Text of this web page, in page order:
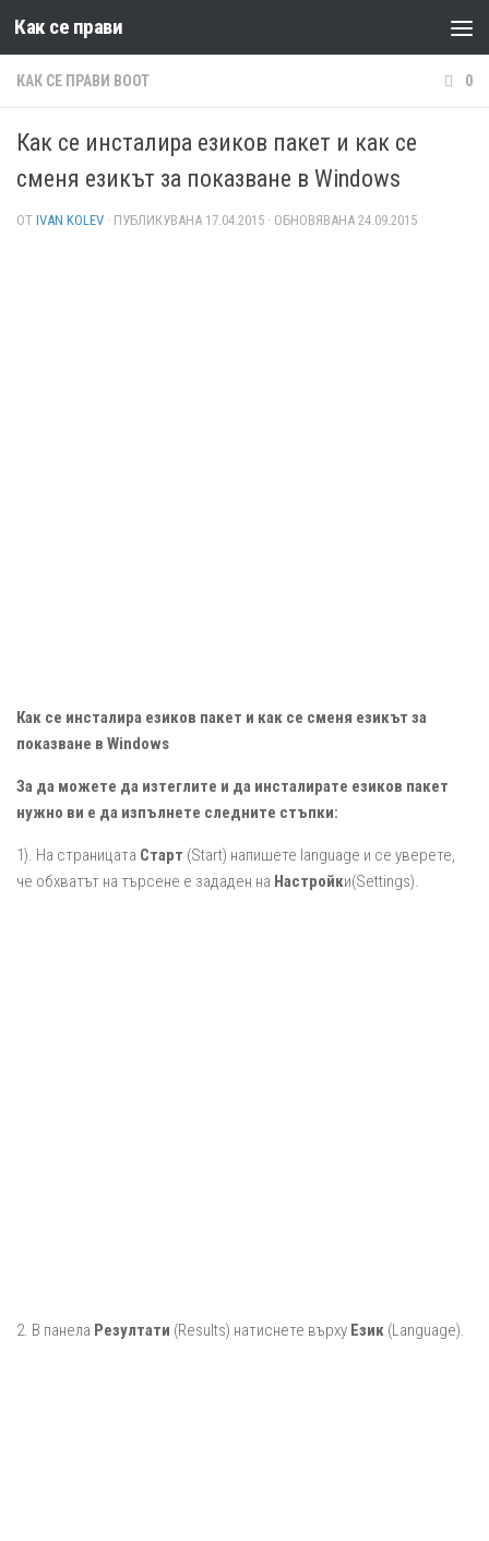
Към съдържанието
Как се прави
КАК СЕ ПРАВИ BOOT 0
Как се инсталира езиков пакет и как се
сменя езикът за показване в Windows
ОТ IVAN KOLEV · ПУБЛИКУВАНА 17.04.2015 · ОБНОВЯВАНА 24.09.2015
Как се инсталира езиков пакет и как се сменя езикът за
показване в Windows
За да можете да изтеглите и да инсталирате езиков пакет
нужно ви е да изпълнете следните стъпки:
1). На страницата Старт (Start) напишете language и се уверете,
че обхватът на търсене е зададен на Настройки(Settings).
2. В панела Резултати (Results) натиснете върху Език (Language).